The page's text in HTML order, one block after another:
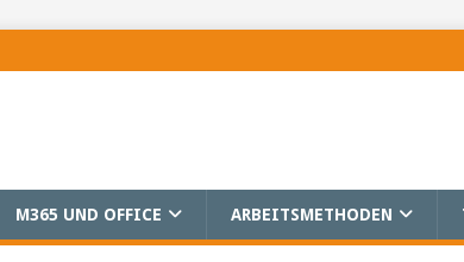
M365 UND OFFICE ARBEITSMETHODEN